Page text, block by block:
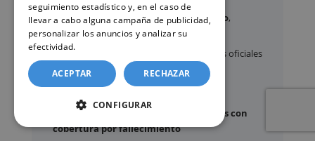
Certificados y partidas denacimiento,
matrimonioydefunción
Apostilla de La Haya
de documentos oficiales
Legalización de certificados
Certificado de contratos de seguros con
cobertura por fallecimiento
seguimiento estadístico y, en el caso de
llevar a cabo alguna campaña de publicidad,
personalizar los anuncios y analizar su
efectividad.
ACEPTAR RECHAZAR
CONFIGURAR